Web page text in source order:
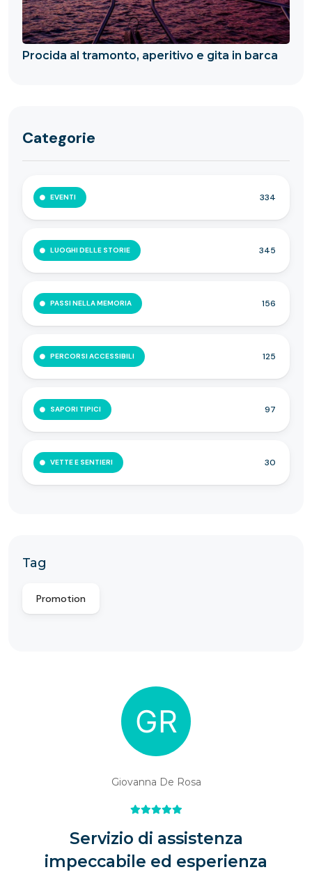
Procida al tramonto, aperitivo e gita in barca
Categorie
EVENTI 334
LUOGHI DELLE STORIE 345
PASSI NELLA MEMORIA 156
PERCORSI ACCESSIBILI 125
SAPORI TIPICI 97
VETTE E SENTIERI 30
Tag
Promotion
Giovanna De Rosa
Servizio di assistenza
impeccabile ed esperienza